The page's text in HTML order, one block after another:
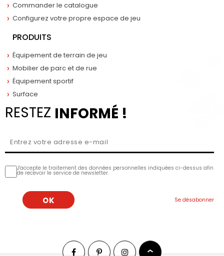
Commander le catalogue
Configurez votre propre espace de jeu
PRODUITS
Équipement de terrain de jeu
Mobilier de parc et de rue
Équipement sportif
Surface
RESTEZ INFORMÉ !
J'accepte le traitement des données personnelles indiquées ci-dessus afin
de recevoir le service de newsletter.